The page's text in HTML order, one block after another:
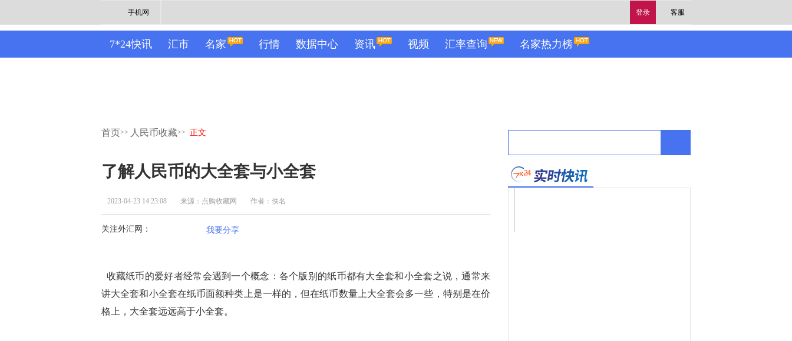
登录 客服
手机网
7*24快讯 汇市 名家 行情 数据中心 资讯 视频 汇率查询 名家热力榜
首页>> 人民币收藏>> 正文
了解人民币的大全套与小全套
2023-04-23 14:23:08 来源：点购收藏网 作者：佚名
关注外汇网： 我要分享
收藏纸币的爱好者经常会遇到一个概念：各个版别的纸币都有大全套和小全套之说，通常来
讲大全套和小全套在纸币面额种类上是一样的，但在纸币数量上大全套会多一些，特别是在价
格上，大全套远远高于小全套。